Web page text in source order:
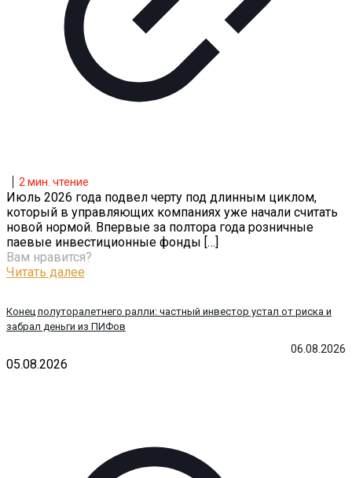
06.08.2026
Конец полуторалетнего ралли: частный инвестор устал от риска и
забрал деньги из ПИФов
2мин. чтение
Июль 2026 года подвел черту под длинным циклом,
который в управляющих компаниях уже начали считать
новой нормой. Впервые за полтора года розничные
паевые инвестиционные фонды […]
Вам нравится?
Читать далее
05.08.2026